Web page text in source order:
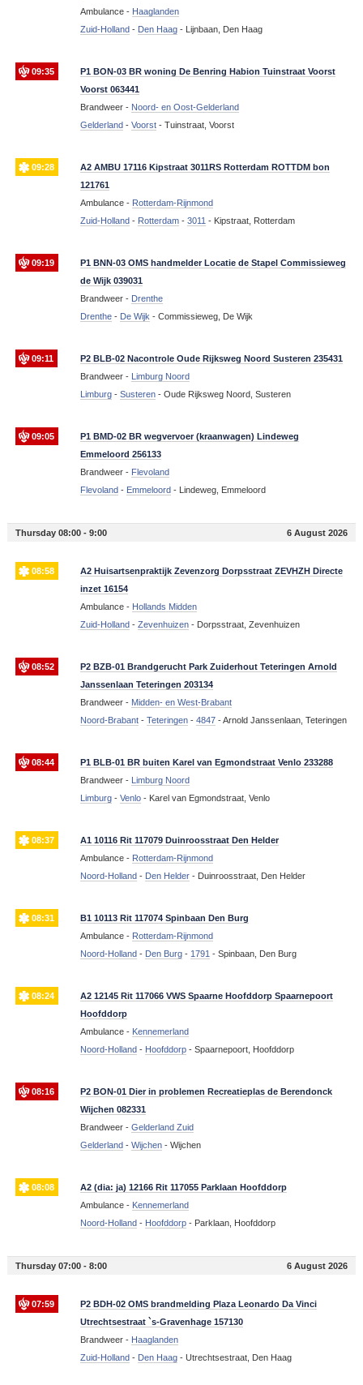
Ambulance - Haaglanden
Zuid-Holland - Den Haag- Lijnbaan, Den Haag
09:35
P1 BON-03 BR woning De Benring Habion Tuinstraat Voorst
Voorst 063441
Brandweer - Noord- en Oost-Gelderland
Gelderland - Voorst- Tuinstraat, Voorst
09:28
A2 AMBU 17116 Kipstraat 3011RS Rotterdam ROTTDM bon
121761
Ambulance - Rotterdam-Rijnmond
Zuid-Holland - Rotterdam- 3011- Kipstraat, Rotterdam
09:19
P1 BNN-03 OMS handmelder Locatie de Stapel Commissieweg
de Wijk 039031
Brandweer - Drenthe
Drenthe- De Wijk- Commissieweg, De Wijk
09:11
P2 BLB-02 Nacontrole Oude Rijksweg Noord Susteren 235431
Brandweer - Limburg Noord
Limburg- Susteren- Oude Rijksweg Noord, Susteren
09:05
P1 BMD-02 BR wegvervoer (kraanwagen) Lindeweg
Emmeloord 256133
Brandweer - Flevoland
Flevoland - Emmeloord - Lindeweg, Emmeloord
Thursday 08:00 - 9:00 6 August 2026
08:58
A2 Huisartsenpraktijk Zevenzorg Dorpsstraat ZEVHZH Directe
inzet 16154
Ambulance - Hollands Midden
Zuid-Holland - Zevenhuizen- Dorpsstraat, Zevenhuizen
08:52
P2 BZB-01 Brandgerucht Park Zuiderhout Teteringen Arnold
Janssenlaan Teteringen 203134
Brandweer - Midden- en West-Brabant
Noord-Brabant- Teteringen- 4847-Arnold Janssenlaan, Teteringen
08:44
P1 BLB-01 BR buiten Karel van Egmondstraat Venlo 233288
Brandweer - Limburg Noord
Limburg- Venlo- Karel van Egmondstraat, Venlo
08:37
A1 10116 Rit 117079 Duinroosstraat Den Helder
Ambulance - Rotterdam-Rijnmond
Noord-Holland - Den Helder- Duinroosstraat, Den Helder
08:31
B1 10113 Rit 117074 Spinbaan Den Burg
Ambulance - Rotterdam-Rijnmond
Noord-Holland - Den Burg- 1791- Spinbaan, Den Burg
08:24
A2 12145 Rit 117066 VWS Spaarne Hoofddorp Spaarnepoort
Hoofddorp
Ambulance - Kennemerland
Noord-Holland - Hoofddorp- Spaarnepoort, Hoofddorp
08:16
P2 BON-01 Dier in problemen Recreatieplas de Berendonck
Wijchen 082331
Brandweer - Gelderland Zuid
Gelderland - Wijchen- Wijchen
08:08
A2 (dia: ja) 12166 Rit 117055 Parklaan Hoofddorp
Ambulance - Kennemerland
Noord-Holland - Hoofddorp- Parklaan, Hoofddorp
Thursday 07:00 - 8:00 6 August 2026
07:59
P2 BDH-02 OMS brandmelding Plaza Leonardo Da Vinci
Utrechtsestraat `s-Gravenhage 157130
Brandweer - Haaglanden
Zuid-Holland - Den Haag- Utrechtsestraat, Den Haag